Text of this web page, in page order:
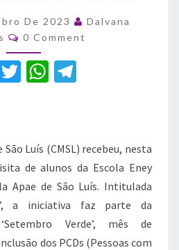
da
Apae
sessão
da
De 2023
Dalvana
Comments
0 Comment
e
k
T
te
r
W
s
A
p
p
gr
a
m
Luís (CMSL) recebeu, nesta
de alunos da Escola Eney
Apae de São Luís. Intitulada
a iniciativa faz parte da
Verde’, mês de
dos PCDs (Pessoas com